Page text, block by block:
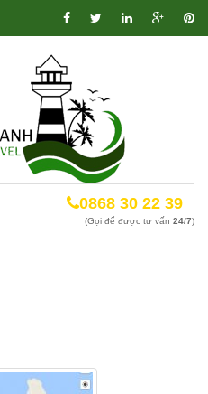
0868 30 22 39
(Gọi để được tư vấn 24/7)